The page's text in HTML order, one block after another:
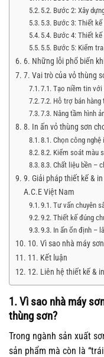
5.2. Bước 2: Xây
5.3. Bước 3: Thiết
5.4. Bước 4: Thiết
5.5. Bước 5: Kiểm
6. Những lỗi phổ biến
7. Vai trò của vỏ thùng
7.1. Tạo niềm tin với
7.2. Hỗ trợ bán hàng
7.3. Nâng tầm hình
8. In ấn vỏ thùng sơn
8.1. Chọn công nghệ
8.2. Kiểm soát màu
8.3. Chất liệu bền –
9. Giải pháp thiết kế &
A.C.E Việt Nam
9.1. Tư vấn chuyên
9.2. Thiết kế đúng
9.3. In ấn ổn định –
10. Vì sao nhà máy
11. Kết luận
12. Liên hệ thiết kế &
1. Vì sao nhà máy
thùng sơn?
Trong ngành sản xuất
sản phẩm mà còn là